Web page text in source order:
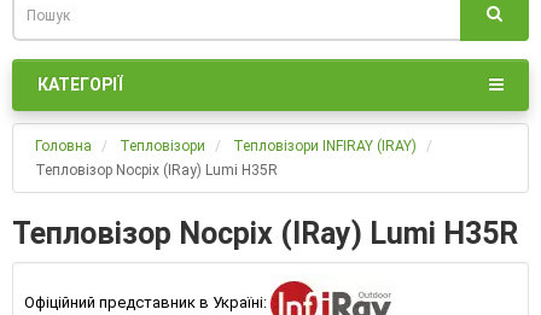
КАТЕГОРІЇ
Головна Тепловізори
Тепловізори INFIRAY (IRAY)
Тепловізор Nocpix (IRay) Lumi H35R
Тепловізор Nocpix (IRay) Lumi H35R
Офіційний представник в Україні: